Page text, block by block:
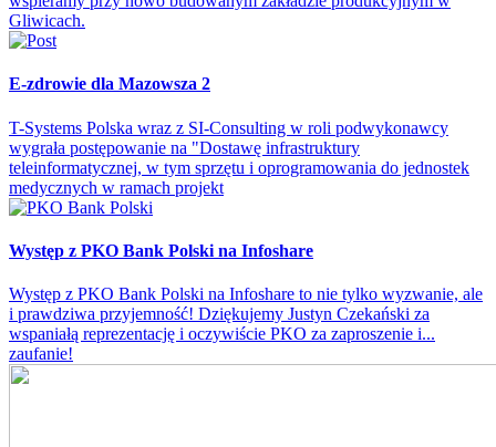
Gliwicach.
E-zdrowie dla Mazowsza 2
T-Systems Polska wraz z SI-Consulting w roli podwykonawcy
wygrała postępowanie na "Dostawę infrastruktury
teleinformatycznej, w tym sprzętu i oprogramowania do jednostek
medycznych w ramach projekt
Występ z PKO Bank Polski na Infoshare
Występ z PKO Bank Polski na Infoshare to nie tylko wyzwanie, ale
i prawdziwa przyjemność! Dziękujemy Justyn Czekański za
wspaniałą reprezentację i oczywiście PKO za zaproszenie i...
zaufanie!